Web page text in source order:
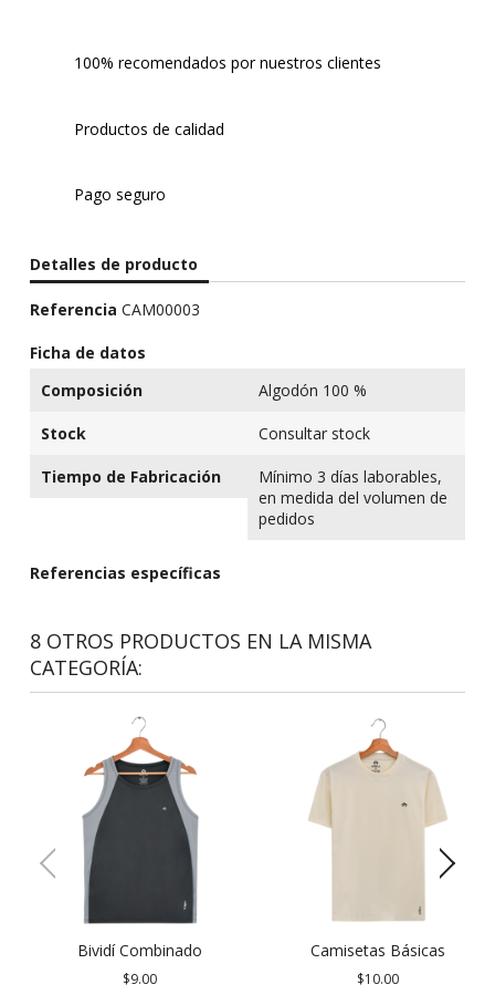
100% recomendados por nuestros clientes
Productos de calidad
Pago seguro
Detalles de producto
Referencia CAM00003
Ficha de datos
Composición
Algodón 100 %
Stock Consultar stock
Tiempo de Fabricación
Mínimo 3 días laborables,
en medida del volumen de
pedidos
Referencias específicas
8 OTROS PRODUCTOS EN LA MISMA
CATEGORÍA:
Bividí Combinado
$9.00
Camisetas Básicas
$10.00